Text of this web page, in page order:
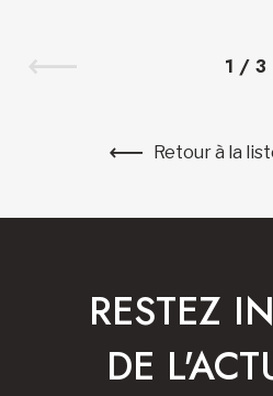
1 / 3
Retour à la
RESTEZ
DE